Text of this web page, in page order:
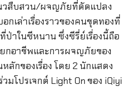
วสืบสวน/ผจญภัยที่ดัดแปลง
เล่าเรื่องราวของคนขุดทองที่
ป่าในซีหนาน ซึ่งซีรี่ย์เรื่องนี้ถือ
กอาชีพและการผจญภัยของ
ลักของเรื่อง โดย 2 นักแสดง
มโปรเจกต์ Light On ของ iQiyi